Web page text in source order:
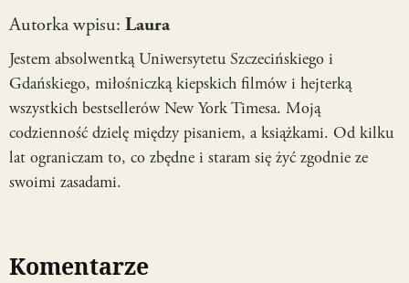
Autorka wpisu: Laura
Jestem absolwentką Uniwersytetu Szczecińskiego i
Gdańskiego, miłośniczką kiepskich filmów i hejterką
wszystkich bestsellerów New York Timesa. Moją
codzienność dzielę między pisaniem, a książkami. Od kilku
lat ograniczam to, co zbędne i staram się żyć zgodnie ze
swoimi zasadami.
Komentarze